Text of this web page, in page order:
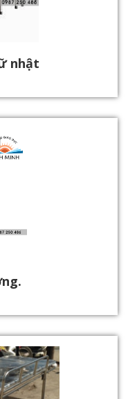
nhật